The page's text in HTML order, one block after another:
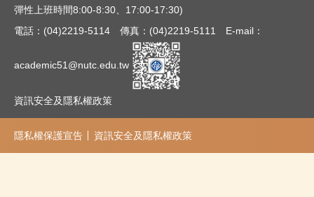
表件下載
彈性上班時間8:00-8:30、17:00-17:30)
電話：(04)2219-5114 傳真：(04)2219-5111 E-mail：
academic51@nutc.edu.tw
資訊安全及隱私權政策
隱私權保護宣告 資訊安全及隱私權政策